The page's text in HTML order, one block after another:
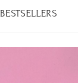
BESTSELLERS